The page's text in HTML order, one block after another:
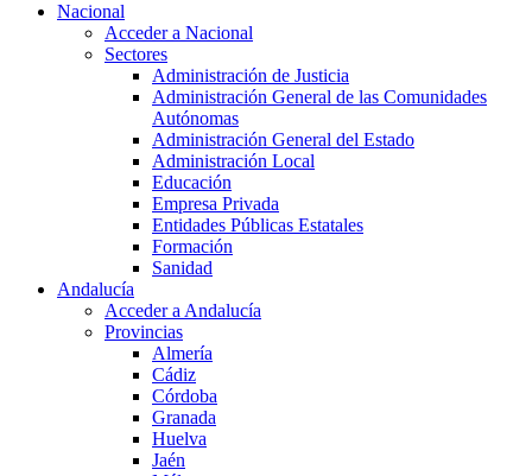
Nacional
Acceder a Nacional
Sectores
Administración de Justicia
Administración General de las Comunidades
Autónomas
Administración General del Estado
Administración Local
Educación
Empresa Privada
Entidades Públicas Estatales
Formación
Sanidad
Andalucía
Acceder a Andalucía
Provincias
Almería
Cádiz
Córdoba
Granada
Huelva
Jaén